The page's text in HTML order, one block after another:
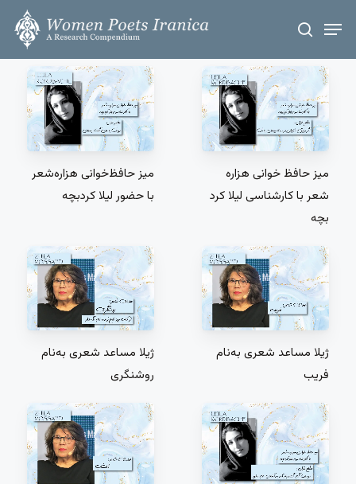
Skip
main
content
search
میز حافظ‌‌خوانی هزارە‌شعر
با حضور لیلا کردبچه
میز حافظ‌ خوانی هزاره
شعر با کارشناسی لیلا کرد
بچه
ژیلا مساعد شعری به‌نام
روشنگری
ژیلا مساعد شعری به‌نام
فریب